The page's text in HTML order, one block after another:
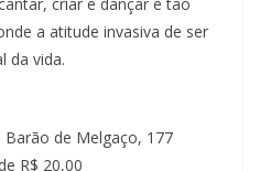
a atitude invasiva de ser
da vida.
de Melgaço, 177
R$ 20,00